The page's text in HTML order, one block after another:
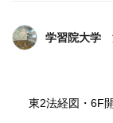
学習院大学
東2法経図・6F